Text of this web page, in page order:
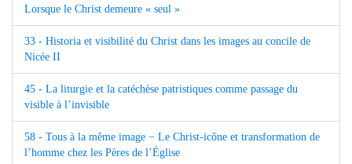
Lorsque le Christ demeure « seul »
33 - Historia et visibilité du Christ dans les images au concile de
Nicée II
45 - La liturgie et la catéchèse patristiques comme passage du
visible à l’invisible
58 - Tous à la même image − Le Christ-icône et transformation de
l’homme chez les Pères de l’Église